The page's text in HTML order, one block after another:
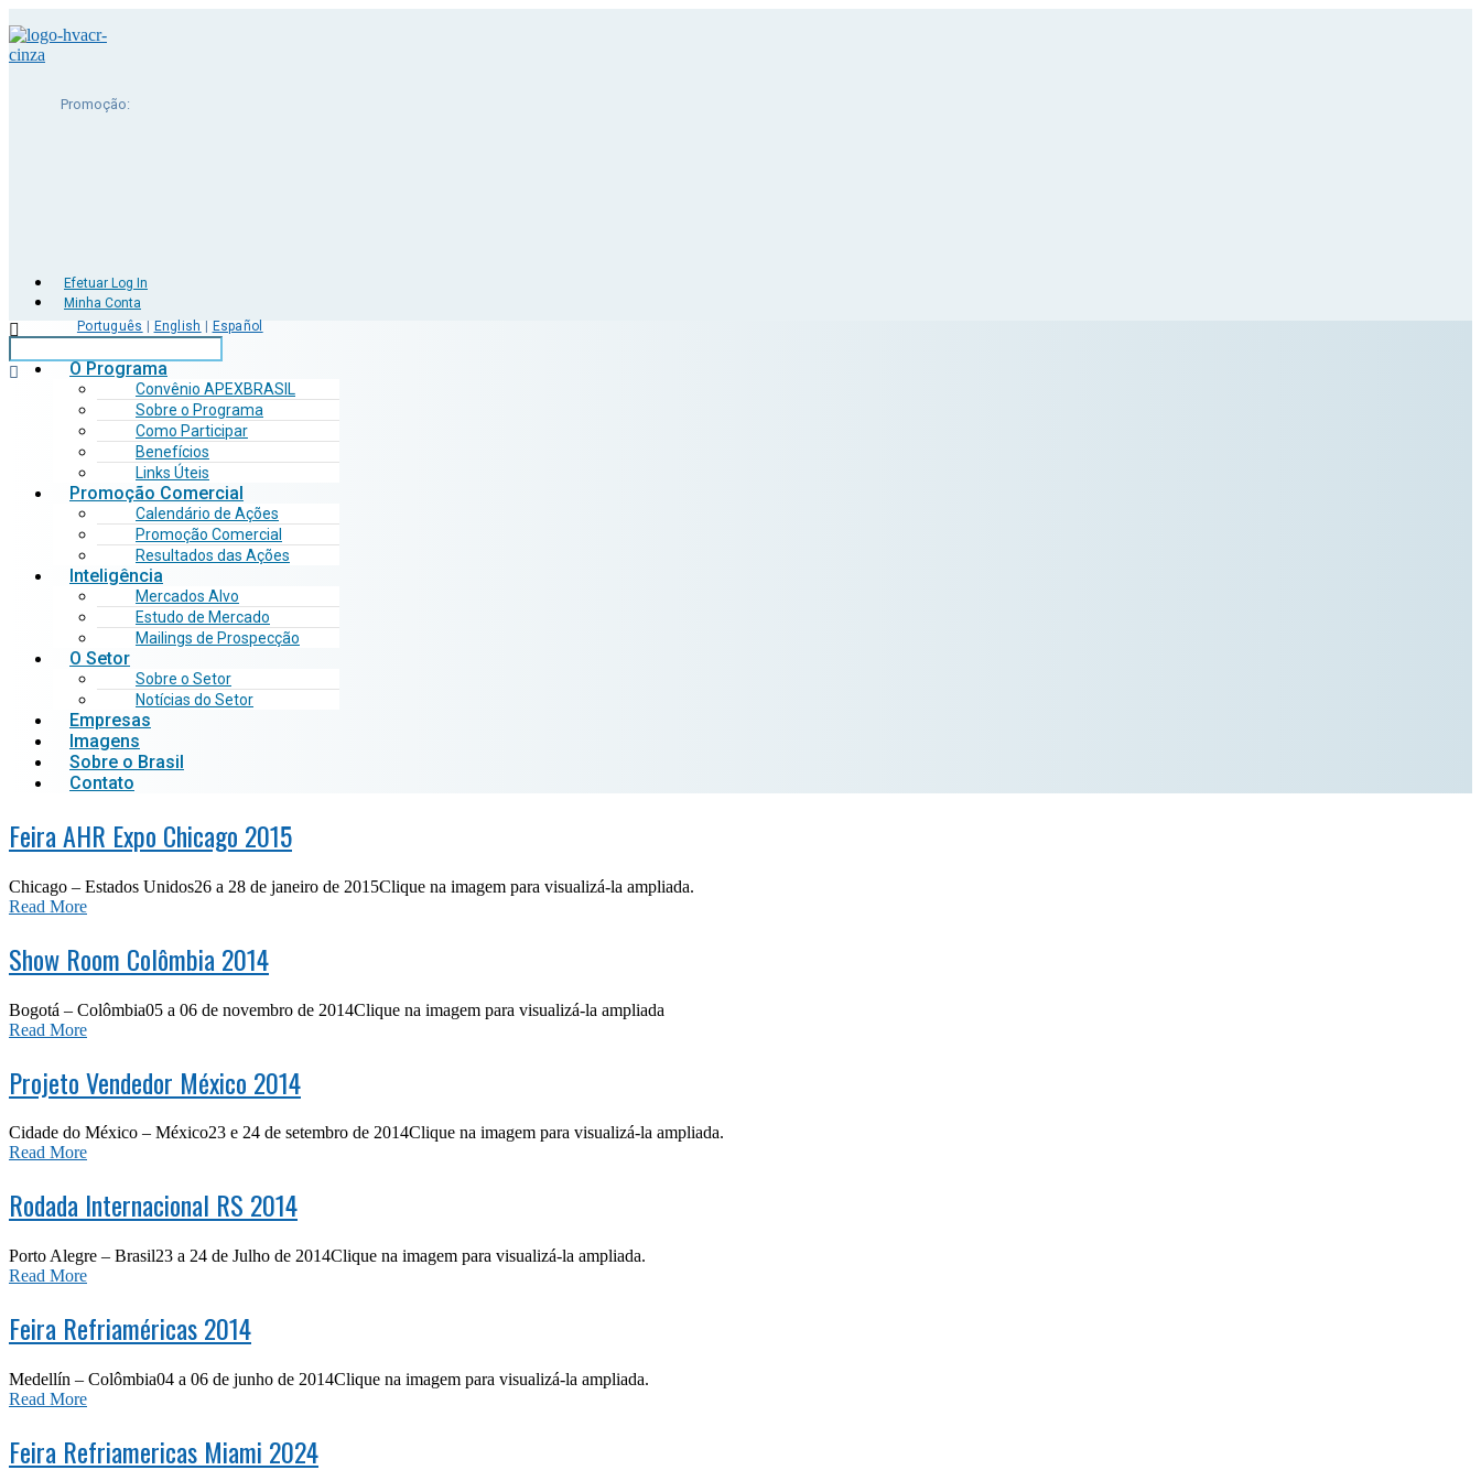
Promoção:
Efetuar Log In
Minha Conta
Português
English Español
O Programa
Convênio APEXBRASIL
Sobre o Programa
Como Participar
Benefícios
Links Úteis
Promoção Comercial
Calendário de Ações
Promoção Comercial
Resultados das Ações
Inteligência
Mercados Alvo
Estudo de Mercado
Mailings de Prospecção
O Setor
Sobre o Setor
Notícias do Setor
Empresas
Imagens
Sobre o Brasil
Contato
Feira AHR Expo Chicago 2015
Chicago – Estados Unidos26 a 28 de janeiro de 2015Clique na imagem para visualizá-la ampliada.
Read More
Show Room Colômbia 2014
Bogotá – Colômbia05 a 06 de novembro de 2014Clique na imagem para visualizá-la ampliada
Read More
Projeto Vendedor México 2014
Cidade do México – México23 e 24 de setembro de 2014Clique na imagem para visualizá-la ampliada.
Read More
Rodada Internacional RS 2014
Porto Alegre – Brasil23 a 24 de Julho de 2014Clique na imagem para visualizá-la ampliada.
Read More
Feira Refriaméricas 2014
Medellín – Colômbia04 a 06 de junho de 2014Clique na imagem para visualizá-la ampliada.
Read More
Feira Refriamericas Miami 2024